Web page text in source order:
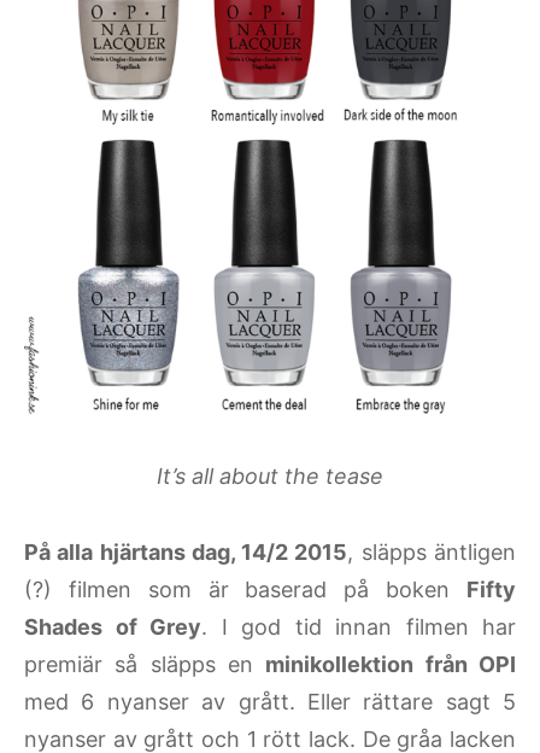
It’s all about the tease
På alla hjärtans dag, 14/2 2015, släpps äntligen
(?) filmen som är baserad på boken Fifty
Shades of Grey. I god tid innan filmen har
premiär så släpps en minikollektion från OPI
med 6 nyanser av grått. Eller rättare sagt 5
nyanser av grått och 1 rött lack. De gråa lacken